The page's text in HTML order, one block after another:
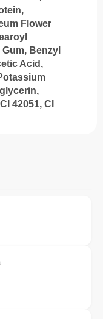
Flower
Benzyl
Acid,
42051, CI
hvězdiček.
hvězdiček.